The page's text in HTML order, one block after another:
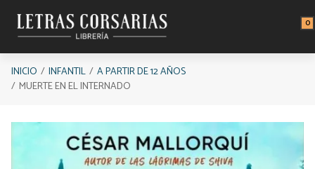
0
INICIO INFANTIL
A PARTIR DE 12 AÑOS
MUERTE EN EL INTERNADO